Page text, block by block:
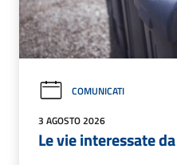
COMUNICATI
3 AGOSTO 2026
Le vie interessate